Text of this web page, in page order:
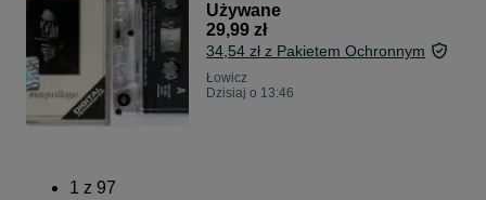
Używane
29,99 zł
34,54 zł z Pakietem Ochronnym
Łowicz
Dzisiaj o 13:46
1 z 97